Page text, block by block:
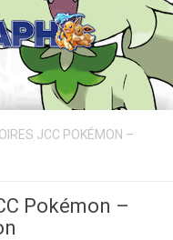
JCC POKÉMON –
Pokémon –